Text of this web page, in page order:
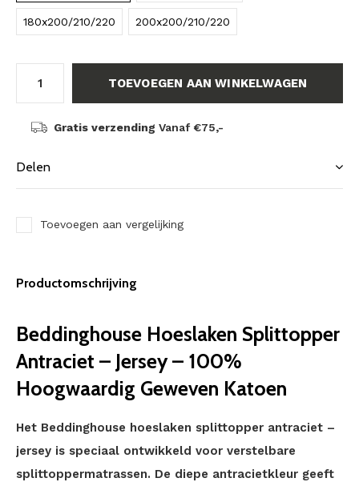
180x200/210/220 200x200/210/220
TOEVOEGEN AAN WINKELWAGEN
Gratis verzending Vanaf €75,-
Delen
Toevoegen aan vergelijking
Productomschrijving
Beddinghouse Hoeslaken Splittopper
Antraciet – Jersey – 100%
Hoogwaardig Geweven Katoen
Het Beddinghouse hoeslaken splittopper antraciet –
jersey is speciaal ontwikkeld voor verstelbare
splittoppermatrassen. De diepe antracietkleur geeft